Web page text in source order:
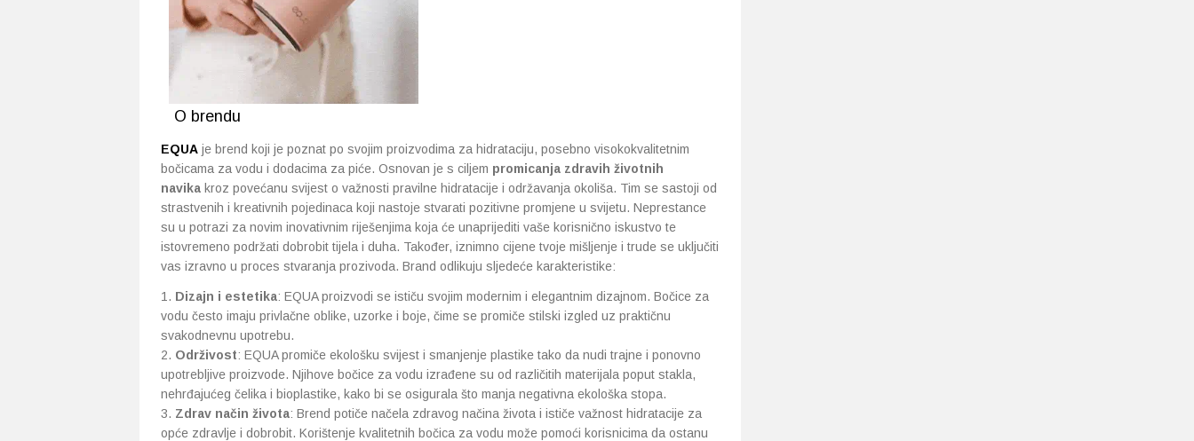
O brendu
EQUA je brend koji je poznat po svojim proizvodima za hidrataciju, posebno visokokvalitetnim
bočicama za vodu i dodacima za piće. Osnovan je s ciljem promicanja zdravih životnih
navika kroz povećanu svijest o važnosti pravilne hidratacije i održavanja okoliša. Tim se sastoji od
strastvenih i kreativnih pojedinaca koji nastoje stvarati pozitivne promjene u svijetu. Neprestance
su u potrazi za novim inovativnim riješenjima koja će unaprijediti vaše korisnično iskustvo te
istovremeno podržati dobrobit tijela i duha. Također, iznimno cijene tvoje mišljenje i trude se uključiti
vas izravno u proces stvaranja prozivoda. Brand odlikuju sljedeće karakteristike:
Dizajn i estetika: EQUA proizvodi se ističu svojim modernim i elegantnim dizajnom. Bočice za
vodu često imaju privlačne oblike, uzorke i boje, čime se promiče stilski izgled uz praktičnu
svakodnevnu upotrebu.
Održivost: EQUA promiče ekološku svijest i smanjenje plastike tako da nudi trajne i ponovno
upotrebljive proizvode. Njihove bočice za vodu izrađene su od različitih materijala poput stakla,
nehrđajućeg čelika i bioplastike, kako bi se osigurala što manja negativna ekološka stopa.
Zdrav način života: Brend potiče načela zdravog načina života i ističe važnost hidratacije za
opće zdravlje i dobrobit. Korištenje kvalitetnih bočica za vodu može pomoći korisnicima da ostanu